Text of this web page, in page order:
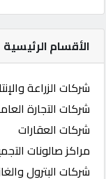
الأقسام الرئيسية
شركات الزراعة
شركات التجارة
شركات العقارات
مراكز صالونات
شركات البترول